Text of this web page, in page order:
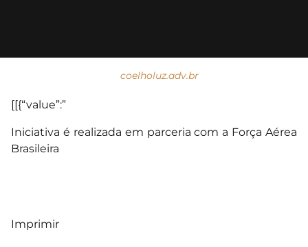
coelholuz.adv.br
[[{“value”:”
Iniciativa é realizada em parceria com a Força Aérea
Brasileira
Imprimir